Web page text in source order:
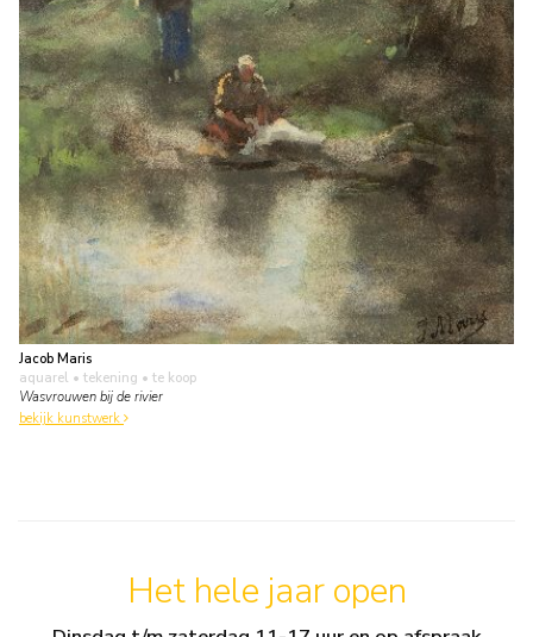
Jacob Maris
aquarel • tekening • te koop
Wasvrouwen bij de rivier
bekijk kunstwerk
Het hele jaar open